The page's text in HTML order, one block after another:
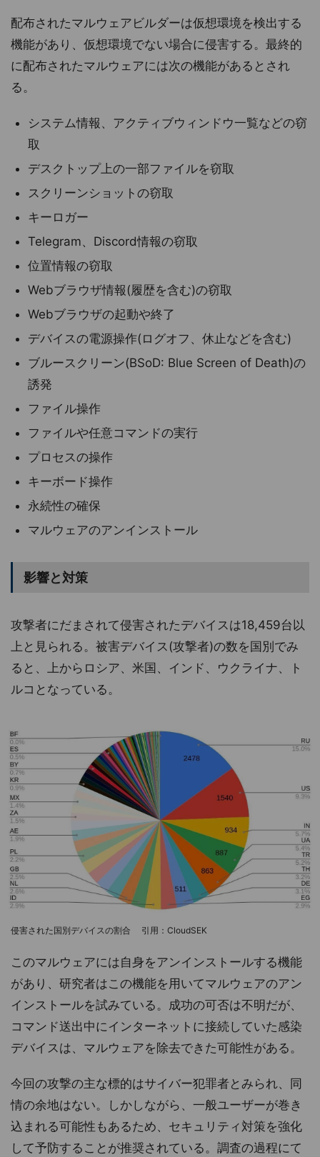
配布されたマルウェアビルダーは仮想環境を検出する
機能があり、仮想環境でない場合に侵害する。最終的
に配布されたマルウェアには次の機能があるとされ
る。
システム情報、アクティブウィンドウ一覧などの窃
取
デスクトップ上の一部ファイルを窃取
スクリーンショットの窃取
キーロガー
Telegram、Discord情報の窃取
位置情報の窃取
Webブラウザ情報(履歴を含む)の窃取
Webブラウザの起動や終了
デバイスの電源操作(ログオフ、休止などを含む)
ブルースクリーン(BSoD: Blue Screen of Death)の
誘発
ファイル操作
ファイルや任意コマンドの実行
プロセスの操作
キーボード操作
永続性の確保
マルウェアのアンインストール
影響と対策
攻撃者にだまされて侵害されたデバイスは18,459台以
上と見られる。被害デバイス(攻撃者)の数を国別でみ
ると、上からロシア、米国、インド、ウクライナ、ト
ルコとなっている。
侵害された国別デバイスの割合 引用：CloudSEK
このマルウェアには自身をアンインストールする機能
があり、研究者はこの機能を用いてマルウェアのアン
インストールを試みている。成功の可否は不明だが、
コマンド送出中にインターネットに接続していた感染
デバイスは、マルウェアを除去できた可能性がある。
今回の攻撃の主な標的はサイバー犯罪者とみられ、同
情の余地はない。しかしながら、一般ユーザーが巻き
込まれる可能性もあるため、セキュリティ対策を強化
して予防することが推奨されている。調査の過程にて